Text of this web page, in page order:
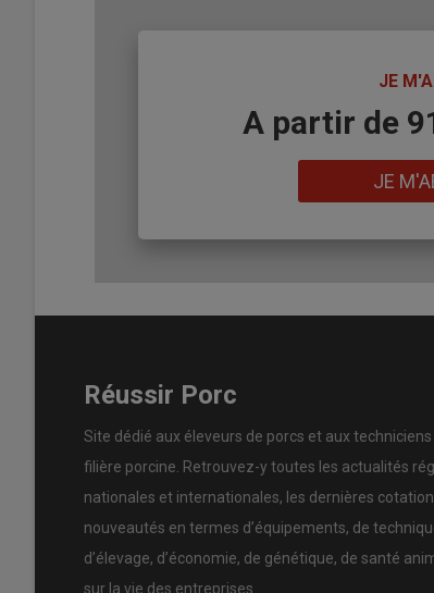
JE
BodyA partir de
JE
Réussir Porc
Site dédié aux éleveurs de porcs et aux techniciens
filière porcine. Retrouvez-y toutes les actualités
nationales et internationales, les dernières
nouveautés en termes d’équipements, de
d’élevage, d’économie, de génétique, de santé
sur la vie des entreprises.